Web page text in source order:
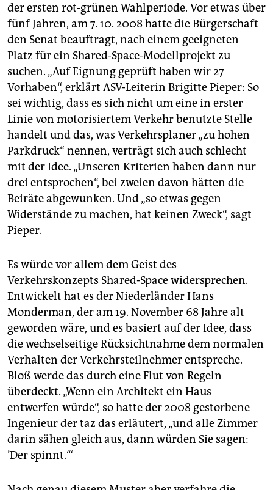
der ersten rot-grünen Wahlperiode. Vor etwas über
fünf Jahren, am 7. 10. 2008 hatte die Bürgerschaft
den Senat beauftragt, nach einem geeigneten
Platz für ein Shared-Space-Modellprojekt zu
suchen. „Auf Eignung geprüft haben wir 27
Vorhaben“, erklärt ASV-Leiterin Brigitte Pieper: So
sei wichtig, dass es sich nicht um eine in erster
Linie von motorisiertem Verkehr benutzte Stelle
handelt und das, was Verkehrsplaner „zu hohen
Parkdruck“ nennen, verträgt sich auch schlecht
mit der Idee. „Unseren Kriterien haben dann nur
drei entsprochen“, bei zweien davon hätten die
Beiräte abgewunken. Und „so etwas gegen
Widerstände zu machen, hat keinen Zweck“, sagt
Pieper.
Es würde vor allem dem Geist des
Verkehrskonzepts Shared-Space widersprechen.
Entwickelt hat es der Niederländer Hans
Monderman, der am 19. November 68 Jahre alt
geworden wäre, und es basiert auf der Idee, dass
die wechselseitige Rücksichtnahme dem normalen
Verhalten der Verkehrsteilnehmer entspreche.
Bloß werde das durch eine Flut von Regeln
überdeckt. „Wenn ein Architekt ein Haus
entwerfen würde“, so hatte der 2008 gestorbene
Ingenieur der taz das erläutert, „und alle Zimmer
darin sähen gleich aus, dann würden Sie sagen:
’Der spinnt.‘“